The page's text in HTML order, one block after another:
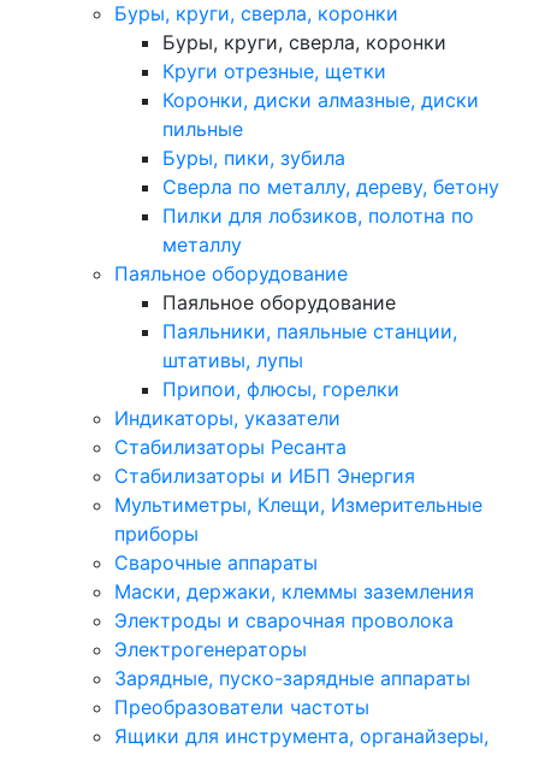
Буры, круги, сверла, коронки
Буры, круги, сверла, коронки
Круги отрезные, щетки
Коронки, диски алмазные, диски
пильные
Буры, пики, зубила
Сверла по металлу, дереву, бетону
Пилки для лобзиков, полотна по
металлу
Паяльное оборудование
Паяльное оборудование
Паяльники, паяльные станции,
штативы, лупы
Припои, флюсы, горелки
Индикаторы, указатели
Стабилизаторы Ресанта
Стабилизаторы и ИБП Энергия
Мультиметры, Клещи, Измерительные
приборы
Сварочные аппараты
Маски, держаки, клеммы заземления
Электроды и сварочная проволока
Электрогенераторы
Зарядные, пуско-зарядные аппараты
Преобразователи частоты
Ящики для инструмента, органайзеры,